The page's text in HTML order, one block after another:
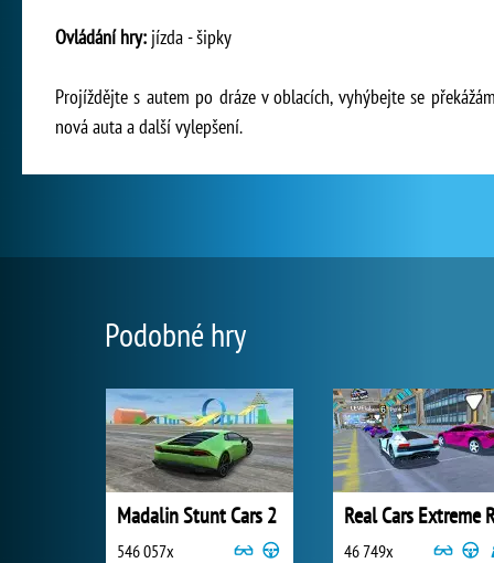
Ovládání hry: jízda - šipky
Projíždějte s autem po dráze v oblacích, vyhýbejte se
nová auta a další vylepšení.
Podobné hry
Madalin Stunt Cars 2
546 057x 46 749x